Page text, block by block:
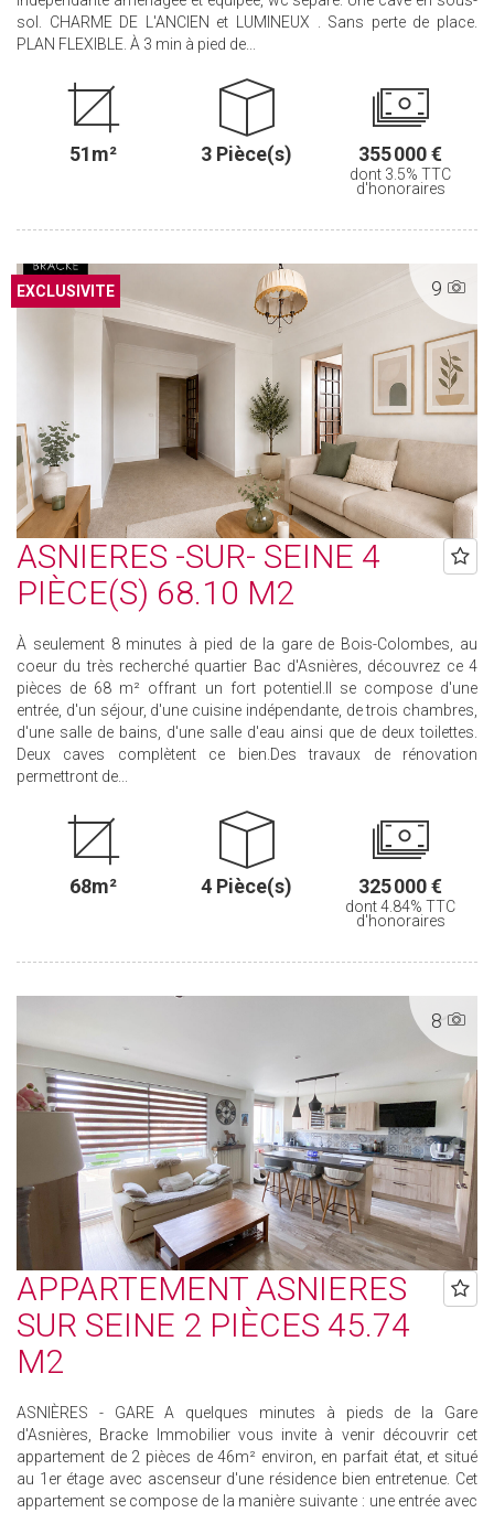
sol. CHARME DE L'ANCIEN et LUMINEUX . Sans perte de place.
PLAN FLEXIBLE. À 3 min à pied de...
51m² 3 Pièce(s) 355 000 €
dont 3.5% TTC
d'honoraires
9
EXCLUSIF
EXCLUSIVITE
ASNIERES -SUR- SEINE 4
PIÈCE(S) 68.10 M2
À seulement 8 minutes à pied de la gare de Bois-Colombes, au
coeur du très recherché quartier Bac d'Asnières, découvrez ce 4
pièces de 68 m² offrant un fort potentiel.Il se compose d'une
entrée, d'un séjour, d'une cuisine indépendante, de trois chambres,
d'une salle de bains, d'une salle d'eau ainsi que de deux toilettes.
Deux caves complètent ce bien.Des travaux de rénovation
permettront de...
68m² 4 Pièce(s) 325 000 €
dont 4.84% TTC
d'honoraires
8
APPARTEMENT ASNIERES
SUR SEINE 2 PIÈCES 45.74
M2
ASNIÈRES - GARE A quelques minutes à pieds de la Gare
d'Asnières, Bracke Immobilier vous invite à venir découvrir cet
appartement de 2 pièces de 46m² environ, en parfait état, et situé
au 1er étage avec ascenseur d'une résidence bien entretenue. Cet
appartement se compose de la manière suivante : une entrée avec